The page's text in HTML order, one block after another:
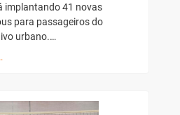
implantando 41 novas
para passageiros do
urbano.…